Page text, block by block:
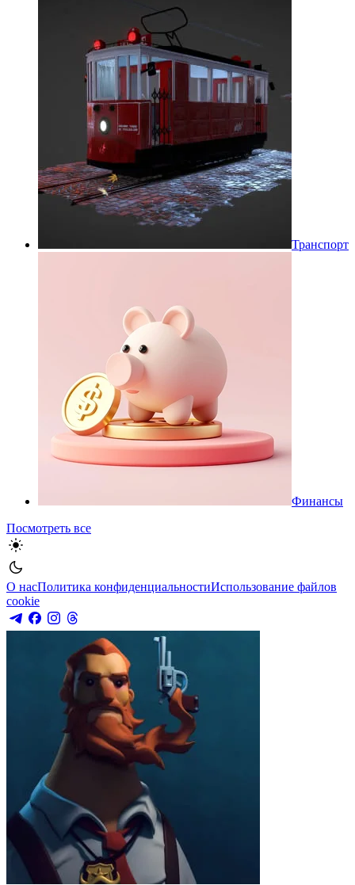
Транспорт
Финансы
Посмотреть все
О насПолитика конфиденциальностиИспользование файлов
cookie